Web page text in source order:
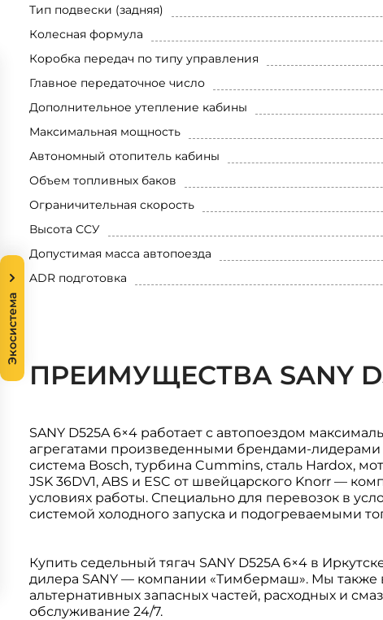
Тип подвески (задняя)
Колесная формула
Коробка передач по типу управления
Главное передаточное число
Дополнительное утепление кабины
Максимальная мощность
Автономный отопитель кабины
Объем топливных баков
Ограничительная скорость
Высота ССУ
Допустимая масса автопоезда
ADR подготовка
ПРЕИМУЩЕСТВА SANY
SANY D525A 6×4 работает с автопоездом
агрегатами произведенными брендами-лидерами
система Bosch, турбина Cummins, сталь Hardox,
JSK 36DV1, ABS и ESC от швейцарского Knorr —
условиях работы. Специально для перевозок в
системой холодного запуска и подогреваемыми
Купить седельный тягач SANY D525A 6×4 в
дилера SANY — компании «Тимбермаш». Мы также
альтернативных запасных частей, расходных и
обслуживание 24/7.
Экосистема